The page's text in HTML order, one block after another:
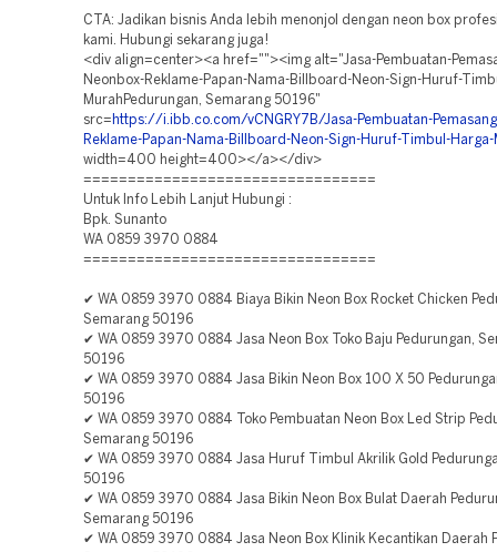
CTA: Jadikan bisnis Anda lebih menonjol dengan neon box
kami. Hubungi sekarang juga!
<div align=center><a href=""><img alt="Jasa-Pembuatan-
Neonbox-Reklame-Papan-Nama-Billboard-Neon-Sign-Huruf-
MurahPedurungan, Semarang 50196"
src= https://i.ibb.co.com/vCNGRY7B/Jasa-Pembuatan-
Reklame-Papan-Nama-Billboard-Neon-Sign-Huruf-Timbul-
width=400 height=400></a></div>
=================================
Untuk Info Lebih Lanjut Hubungi :
Bpk. Sunanto
WA 0859 3970 0884
=================================
✔ WA 0859 3970 0884 Biaya Bikin Neon Box Rocket Chicken
Semarang 50196
✔ WA 0859 3970 0884 Jasa Neon Box Toko Baju Pedurungan,
50196
✔ WA 0859 3970 0884 Jasa Bikin Neon Box 100 X 50
50196
✔ WA 0859 3970 0884 Toko Pembuatan Neon Box Led Strip
Semarang 50196
✔ WA 0859 3970 0884 Jasa Huruf Timbul Akrilik Gold
50196
✔ WA 0859 3970 0884 Jasa Bikin Neon Box Bulat Daerah
Semarang 50196
✔ WA 0859 3970 0884 Jasa Neon Box Klinik Kecantikan Daerah